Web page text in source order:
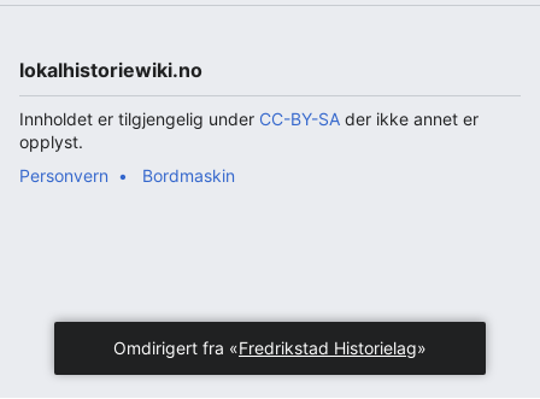
lokalhistoriewiki.no
Innholdet er tilgjengelig under CC-BY-SA der ikke annet er
opplyst.
Personvern
Bordmaskin
Omdirigert fra «Fredrikstad Historielag»